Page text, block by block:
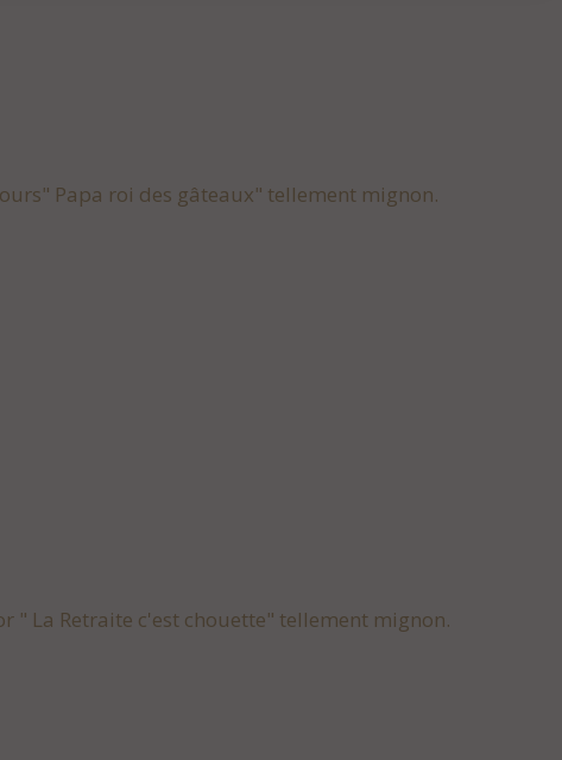
Papa roi des gâteaux" tellement mignon.
La Retraite c'est chouette" tellement mignon.